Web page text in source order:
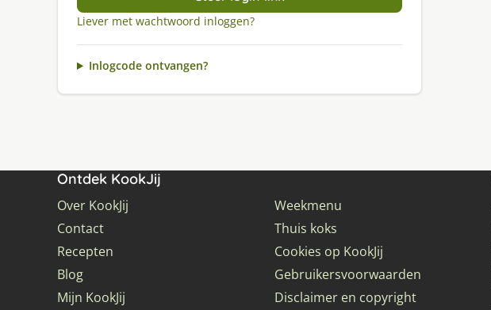
Liever met wachtwoord inloggen?
Inlogcode ontvangen?
Ontdek KookJij
Over KookJij
Contact
Recepten
Blog
Mijn KookJij
Weekmenu
Thuis koks
Cookies op KookJij
Gebruikersvoorwaarden
Disclaimer en copyright